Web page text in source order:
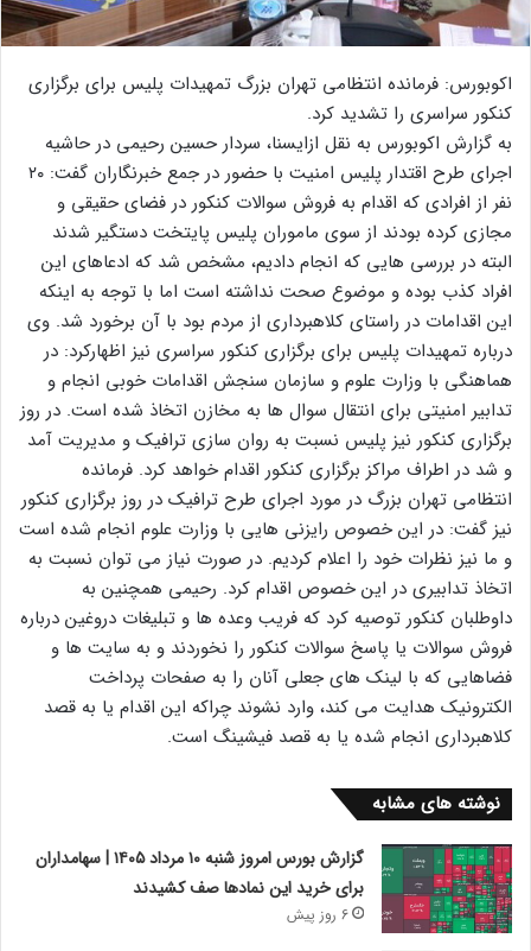
اکوبورس: فرمانده انتظامی تهران بزرگ تمهیدات پلیس برای برگزاری
کنکور سراسری را تشدید کرد.
به گزارش اکوبورس به نقل ازایسنا، سردار حسین رحیمی در حاشیه
اجرای طرح اقتدار پلیس امنیت با حضور در جمع خبرنگاران گفت: ۲۰
نفر از افرادی که اقدام به فروش سوالات کنکور در فضای حقیقی و
مجازی کرده بودند از سوی ماموران پلیس پایتخت دستگیر شدند
البته در بررسی هایی که انجام دادیم، مشخص شد که ادعاهای این
افراد کذب بوده و موضوع صحت نداشته است اما با توجه به اینکه
این اقدامات در راستای کلاهبرداری از مردم بود با آن برخورد شد. وی
درباره تمهیدات پلیس برای برگزاری کنکور سراسری نیز اظهارکرد: در
هماهنگی با وزارت علوم و سازمان سنجش اقدامات خوبی انجام و
تدابیر امنیتی برای انتقال سوال ها به مخازن اتخاذ شده است. در روز
برگزاری کنکور نیز پلیس نسبت به روان سازی ترافیک و مدیریت آمد
و شد در اطراف مراکز برگزاری کنکور اقدام خواهد کرد. فرمانده
انتظامی تهران بزرگ در مورد اجرای طرح ترافیک در روز برگزاری کنکور
نیز گفت: در این خصوص رایزنی هایی با وزارت علوم انجام شده است
و ما نیز نظرات خود را اعلام کردیم. در صورت نیاز می توان نسبت به
اتخاذ تدابیری در این خصوص اقدام کرد. رحیمی همچنین به
داوطلبان کنکور توصیه کرد که فریب وعده ها و تبلیغات دروغین درباره
فروش سوالات یا پاسخ سوالات کنکور را نخوردند و به سایت ها و
فضاهایی که با لینک های جعلی آنان را به صفحات پرداخت
الکترونیک هدایت می کند، وارد نشوند چراکه این اقدام یا به قصد
کلاهبرداری انجام شده یا به قصد فیشینگ است.
نوشته های مشابه
گزارش بورس امروز شنبه ۱۰ مرداد ۱۴۰۵ | سهامداران
برای خرید این نمادها صف کشیدند
6 روز پیش